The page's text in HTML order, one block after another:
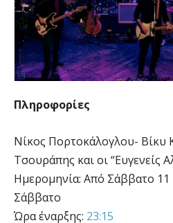
Πληροφορίες
Νίκος Πορτοκάλογλου- Βίκυ
Τσουράπης και οι “Ευγενείς
Ημερομηνία: Από Σάββατο 11
Σάββατο
Ώρα έναρξης: 23:15